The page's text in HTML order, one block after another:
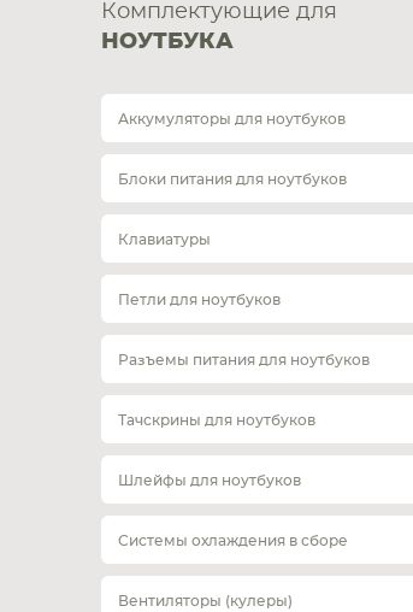
Комплектующие для
НОУТБУКА
Аккумуляторы для ноутбуков
Блоки питания для ноутбуков
Клавиатуры
Петли для ноутбуков
Разъемы питания для ноутбуков
Тачскрины для ноутбуков
Шлейфы для ноутбуков
Системы охлаждения в сборе
Вентиляторы (кулеры)